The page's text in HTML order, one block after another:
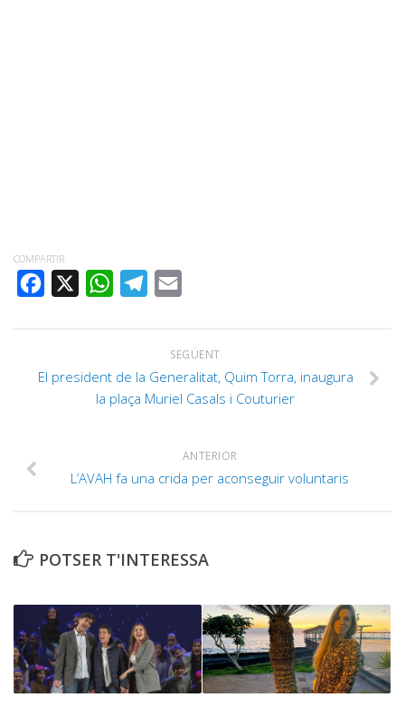
COMPARTIR
FACEBOOK
WHATSAPPTELEGRAM
SEGÜENT
El president de la Generalitat, Quim Torra, inaugura
la plaça Muriel Casals i Couturier
ANTERIOR
L’AVAH fa una crida per aconseguir voluntaris
POTSER T'INTERESSA